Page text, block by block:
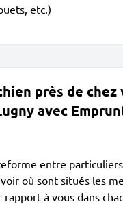
etc.)
près de chez
avec
entre
où sont situés les
rapport à vous dans